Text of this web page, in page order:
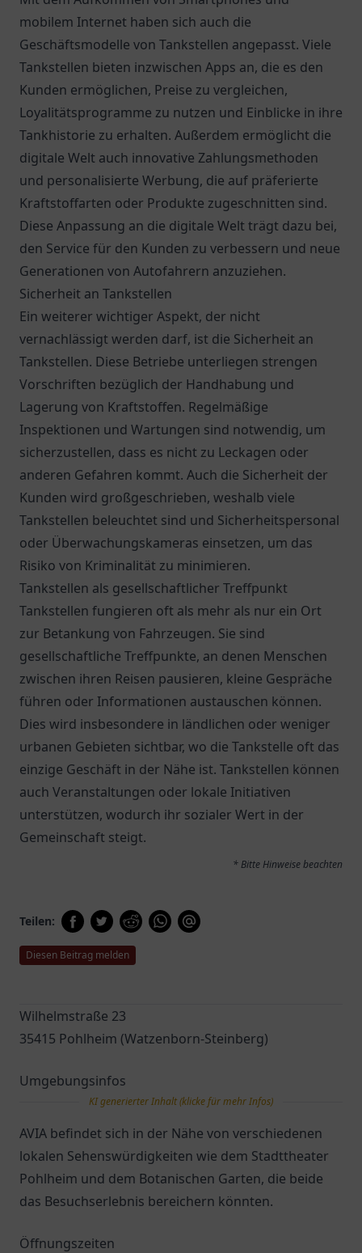
mobilem Internet haben sich auch die
Geschäftsmodelle von Tankstellen angepasst. Viele
Tankstellen bieten inzwischen Apps an, die es den
Kunden ermöglichen, Preise zu vergleichen,
Loyalitätsprogramme zu nutzen und Einblicke in ihre
Tankhistorie zu erhalten. Außerdem ermöglicht die
digitale Welt auch innovative Zahlungsmethoden
und personalisierte Werbung, die auf präferierte
Kraftstoffarten oder Produkte zugeschnitten sind.
Diese Anpassung an die digitale Welt trägt dazu bei,
den Service für den Kunden zu verbessern und neue
Generationen von Autofahrern anzuziehen.
Sicherheit an Tankstellen
Ein weiterer wichtiger Aspekt, der nicht
vernachlässigt werden darf, ist die Sicherheit an
Tankstellen. Diese Betriebe unterliegen strengen
Vorschriften bezüglich der Handhabung und
Lagerung von Kraftstoffen. Regelmäßige
Inspektionen und Wartungen sind notwendig, um
sicherzustellen, dass es nicht zu Leckagen oder
anderen Gefahren kommt. Auch die Sicherheit der
Kunden wird großgeschrieben, weshalb viele
Tankstellen beleuchtet sind und Sicherheitspersonal
oder Überwachungskameras einsetzen, um das
Risiko von Kriminalität zu minimieren.
Tankstellen als gesellschaftlicher Treffpunkt
Tankstellen fungieren oft als mehr als nur ein Ort
zur Betankung von Fahrzeugen. Sie sind
gesellschaftliche Treffpunkte, an denen Menschen
zwischen ihren Reisen pausieren, kleine Gespräche
führen oder Informationen austauschen können.
Dies wird insbesondere in ländlichen oder weniger
urbanen Gebieten sichtbar, wo die Tankstelle oft das
einzige Geschäft in der Nähe ist. Tankstellen können
auch Veranstaltungen oder lokale Initiativen
unterstützen, wodurch ihr sozialer Wert in der
Gemeinschaft steigt.
* Bitte Hinweise beachten
Teilen:
Diesen Beitrag melden
Wilhelmstraße 23
35415 Pohlheim (Watzenborn-Steinberg)
Umgebungsinfos
KI generierter Inhalt (klicke für mehr Infos)
AVIA befindet sich in der Nähe von verschiedenen
lokalen Sehenswürdigkeiten wie dem Stadttheater
Pohlheim und dem Botanischen Garten, die beide
das Besuchserlebnis bereichern könnten.
Öffnungszeiten